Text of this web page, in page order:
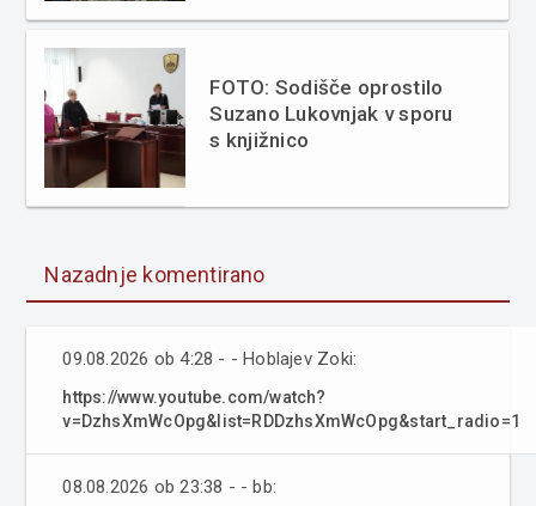
FOTO: Sodišče oprostilo
Suzano Lukovnjak v sporu
s knjižnico
Nazadnje komentirano
09.08.2026 ob 4:28 - - Hoblajev Zoki:
https://www.youtube.com/watch?
v=DzhsXmWcOpg&list=RDDzhsXmWcOpg&start_radio=1
08.08.2026 ob 23:38 - - bb: